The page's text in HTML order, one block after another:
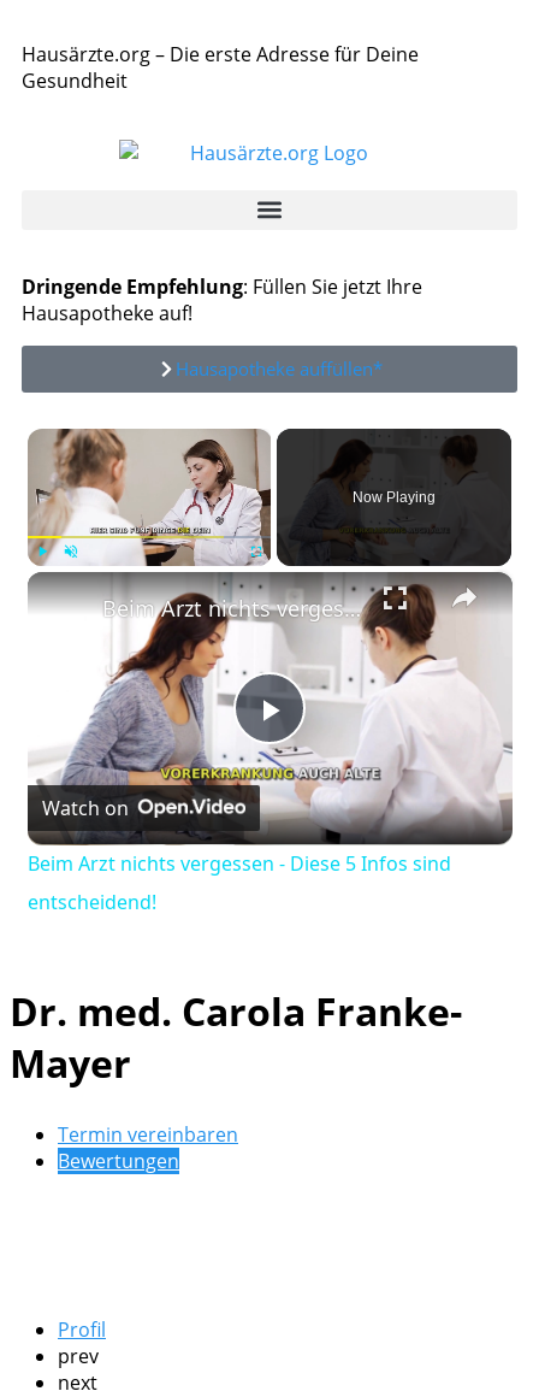
Hausärzte.org – Die erste Adresse für Deine
Gesundheit
Dringende Empfehlung: Füllen Sie jetzt Ihre
Hausapotheke auf!
Hausapotheke auffüllen*
×
Now Playing
×
Play
Video
Beim Arzt nichts vergessen - Diese 5 Infos sind entscheidend!
Watch on
Beim Arzt nichts vergessen - Diese 5 Infos sind
entscheidend!
Dr. med. Carola Franke-
Mayer
Termin vereinbaren
Bewertungen
Profil
prev
next